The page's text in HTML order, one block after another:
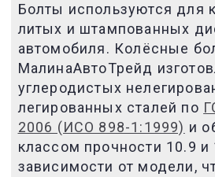
Болты используются для
литых и штампованных
автомобиля. Колёсные
МалинаАвтоТрейд
углеродистых
легированных сталей по
2006 (ИСО 898-1:1999) и
классом прочности 10.9 и
зависимости от модели,